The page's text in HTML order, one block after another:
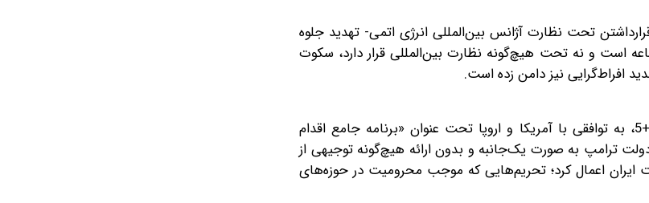
تحت نظارت آژانس بین‌المللی انرژی اتمی- تهدید جلوه
است و نه تحت هیچ‌گونه نظارت بین‌المللی قرار دارد، سکوت
افراط‌گرایی نیز دامن زده است.
در همین راستا، ایران پس از سال‌ها مذاکرات سخت و فشرده با گروه 1+5، به توافقی با آمریکا و اروپا تحت عنوان «برنامه جامع اقدام
ترامپ به‌ صورت یک‌جانبه و بدون ارائه هیچ‌گونه توجیهی از
ایران اعمال کرد؛ تحریم‌هایی که موجب محرومیت در حوزه‌های